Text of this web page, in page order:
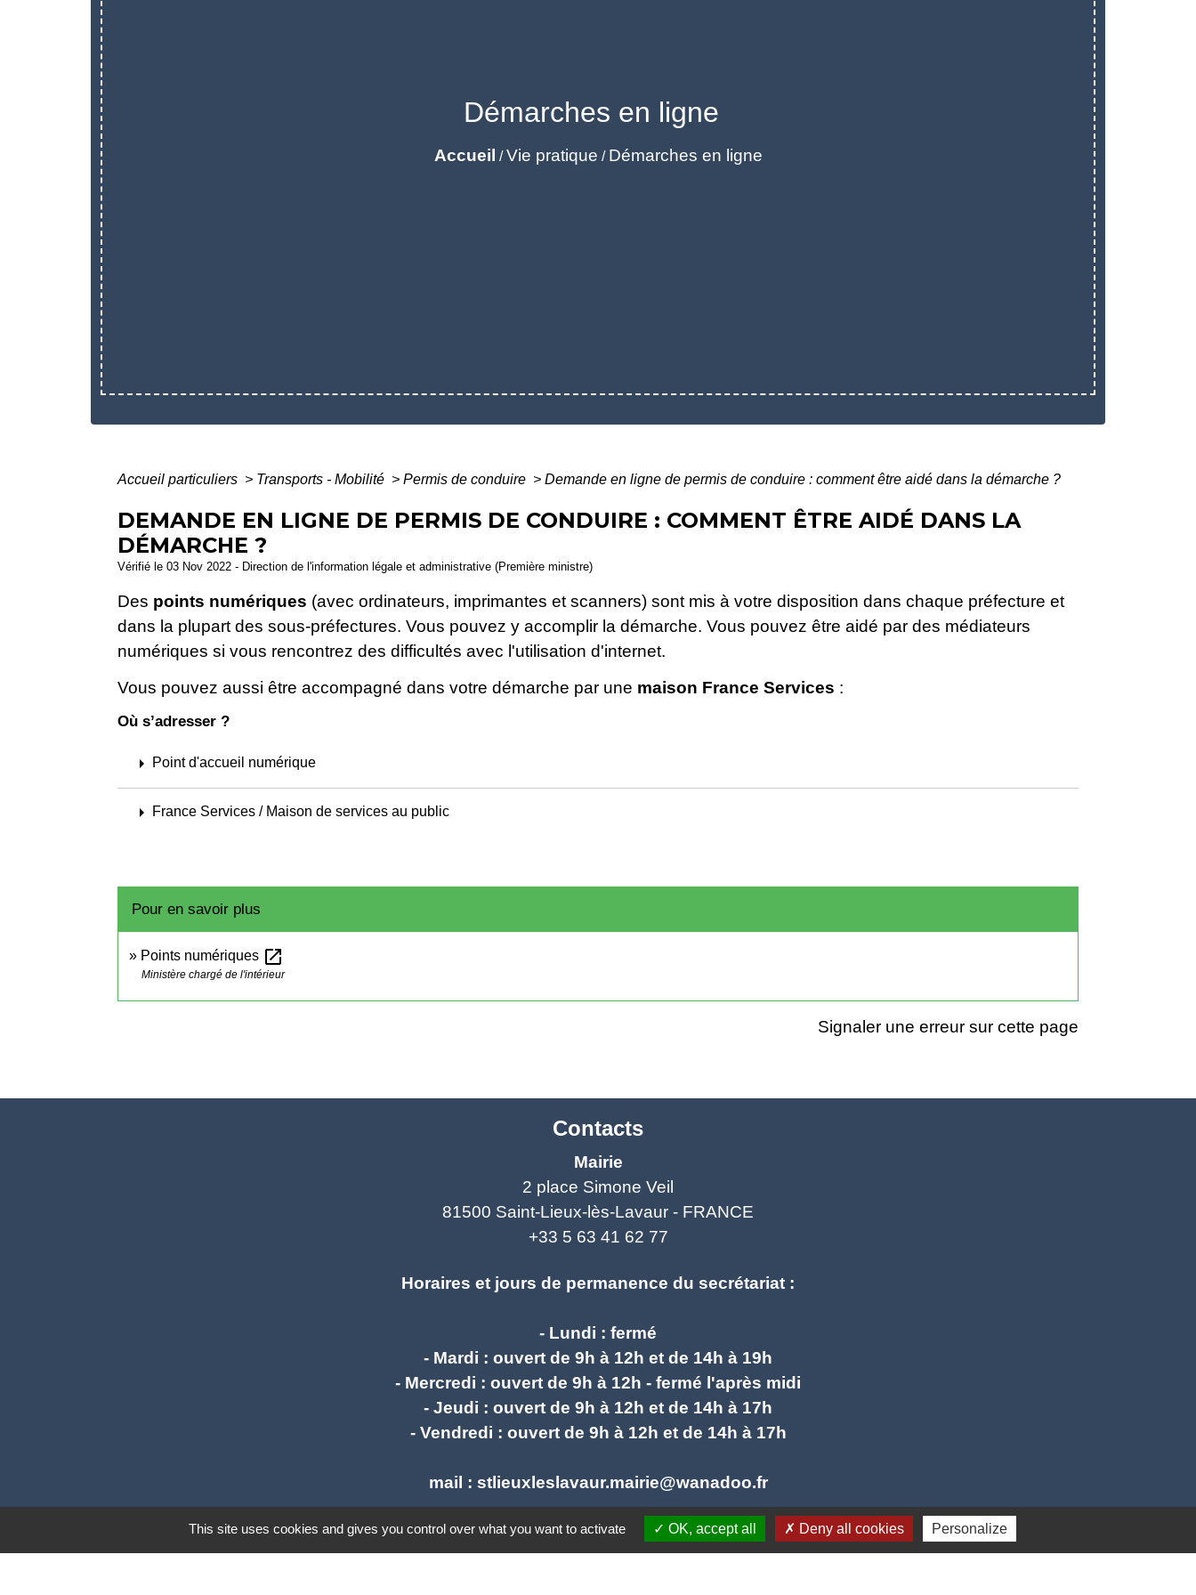
Démarches en ligne
Accueil /Vie pratique / Démarches en ligne
Accueil particuliers > Transports - Mobilité > Permis de conduire > Demande en ligne de permis de conduire : comment être aidé dans la démarche ?
DEMANDE EN LIGNE DE PERMIS DE CONDUIRE : COMMENT ÊTRE AIDÉ DANS LA
DÉMARCHE ?
Vérifié le 03 Nov 2022 - Direction de l'information légale et administrative (Première ministre)
Des points numériques (avec ordinateurs, imprimantes et scanners) sont mis à votre disposition dans chaque préfecture et
dans la plupart des sous-préfectures. Vous pouvez y accomplir la démarche. Vous pouvez être aidé par des médiateurs
numériques si vous rencontrez des difficultés avec l'utilisation d'internet.
Vous pouvez aussi être accompagné dans votre démarche par une maison France Services :
Où s’adresser ?
arrow_right Point d'accueil numérique
arrow_right France Services / Maison de services au public
Pour en savoir plus
Points numériques open_in_new
Ministère chargé de l'intérieur
Signaler une erreur sur cette page
Contacts
Mairie
2 place Simone Veil
81500 Saint-Lieux-lès-Lavaur - FRANCE
+33 5 63 41 62 77
Horaires et jours de permanence du secrétariat :
- Lundi : fermé
- Mardi : ouvert de 9h à 12h et de 14h à 19h
- Mercredi : ouvert de 9h à 12h - fermé l'après midi
- Jeudi : ouvert de 9h à 12h et de 14h à 17h
- Vendredi : ouvert de 9h à 12h et de 14h à 17h
mail : stlieuxleslavaur.mairie@wanadoo.fr
This site uses cookies and gives you control over what you want to activate OK, accept all Deny all cookies Personalize